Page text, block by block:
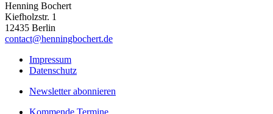
Henning Bochert
Kiefholzstr. 1
12435 Berlin
contact@henningbochert.de
Impressum
Datenschutz
Newsletter abonnieren